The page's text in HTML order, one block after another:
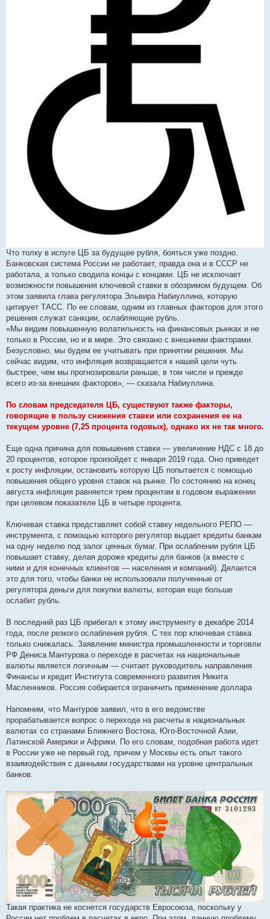
Что толку в испуге ЦБ за будущее рубля, бояться уже поздно.
Банковская система России не работает, правда она и в СССР не
работала, а только сводила концы с концами. ЦБ не исключает
возможности повышения ключевой ставки в обозримом будущем. Об
этом заявила глава регулятора Эльвира Набиуллина, которую
цитирует ТАСС. По ее словам, одним из главных факторов для этого
решения служат санкции, ослабляющие рубль.
«Мы видим повышенную волатильность на финансовых рынках и не
только в России, но и в мире. Это связано с внешними факторами.
Безусловно, мы будем ее учитывать при принятии решения. Мы
сейчас видим, что инфляция возвращается к нашей цели чуть
быстрее, чем мы прогнозировали раньше, в том числе и прежде
всего из-за внешних факторов», — сказала Набиуллина.
По словам председателя ЦБ, существуют также факторы,
говорящие в пользу снижения ставки или сохранения ее на
текущем уровне (7,25 процента годовых), однако их не так много.
Еще одна причина для повышения ставки — увеличение НДС с 18 до
20 процентов, которое произойдет с января 2019 года. Оно приведет
к росту инфляции, остановить которую ЦБ попытается с помощью
повышения общего уровня ставок на рынке. По состоянию на конец
августа инфляция равняется трем процентам в годовом выражении
при целевом показателе ЦБ в четыре процента.
Ключевая ставка представляет собой ставку недельного РЕПО —
инструмента, с помощью которого регулятор выдает кредиты банкам
на одну неделю под залог ценных бумаг. При ослаблении рубля ЦБ
повышает ставку, делая дороже кредиты для банков (а вместе с
ними и для конечных клиентов — населения и компаний). Делается
это для того, чтобы банки не использовали полученные от
регулятора деньги для покупки валюты, которая еще больше
ослабит рубль.
В последний раз ЦБ прибегал к этому инструменту в декабре 2014
года, после резкого ослабления рубля. С тех пор ключевая ставка
только снижалась. Заявление министра промышленности и торговли
РФ Дениса Мантурова о переходе в расчетах на национальные
валюты является логичным — считает руководитель направления
Финансы и кредит Института современного развития Никита
Масленников. Россия собирается ограничить применение доллара
Напомним, что Мантуров заявил, что в его ведомстве
прорабатывается вопрос о переходе на расчеты в национальных
валютах со странами Ближнего Востока, Юго-Восточной Азии,
Латинской Америки и Африки. По его словам, подобная работа идет
в России уже не первый год, причем у Москвы есть опыт такого
взаимодействия с данными государствами на уровне центральных
банков.
Такая практика не коснется государств Евросоюза, поскольку у